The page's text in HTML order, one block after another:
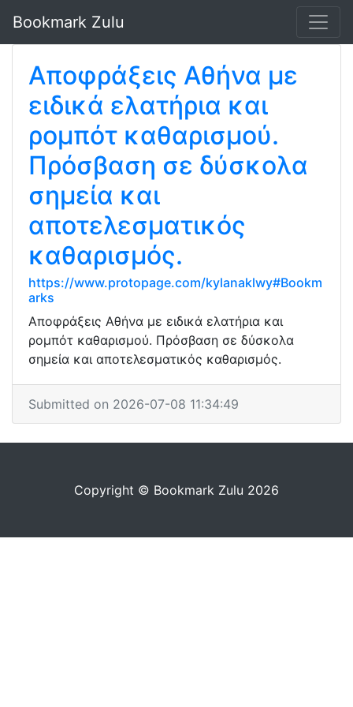
Bookmark Zulu
Αποφράξεις Αθήνα με
ειδικά ελατήρια και
ρομπότ καθαρισμού.
Πρόσβαση σε δύσκολα
σημεία και
αποτελεσματικός
καθαρισμός.
https://www.protopage.com/kylanaklwy#Bookm
arks
Αποφράξεις Αθήνα με ειδικά ελατήρια και
ρομπότ καθαρισμού. Πρόσβαση σε δύσκολα
σημεία και αποτελεσματικός καθαρισμός.
Submitted on 2026-07-08 11:34:49
Copyright © Bookmark Zulu 2026